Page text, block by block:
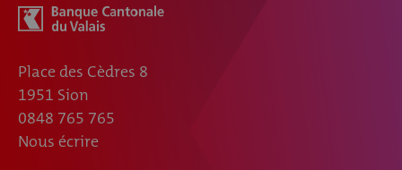
Place des Cèdres 8
1951 Sion
0848 765 765
Nous écrire